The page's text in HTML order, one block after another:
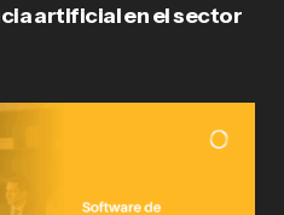
artificial en el sector